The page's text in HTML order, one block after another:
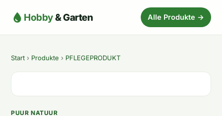
Hobby& Garten Alle Produkte →
Start › Produkte › PFLEGEPRODUKT
PUUR NATUUR